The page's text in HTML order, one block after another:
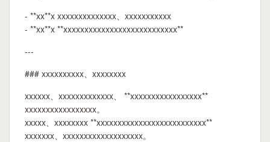
- **xx**x xxxxxxxxxxxxxx、xxxxxxxxxxx
- **xx**x **xxxxxxxxxxxxxxxxxxxxxxxxxxx**
---
### xxxxxxxxxx、xxxxxxxx
xxxxxx、xxxxxxxxxxxxx、 **xxxxxxxxxxxxxxxxx**
xxxxxxxxxxxxxxxxx。
xxxxx、xxxxxxxx **xxxxxxxxxxxxxxxxxxxxxxxxxx**
xxxxxxx、xxxxxxxxxxxxxxxxxxx。